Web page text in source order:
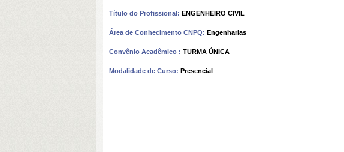
Título do Profissional: ENGENHEIRO CIVIL
Área de Conhecimento CNPQ: Engenharias
Convênio Acadêmico : TURMA ÚNICA
Modalidade de Curso: Presencial